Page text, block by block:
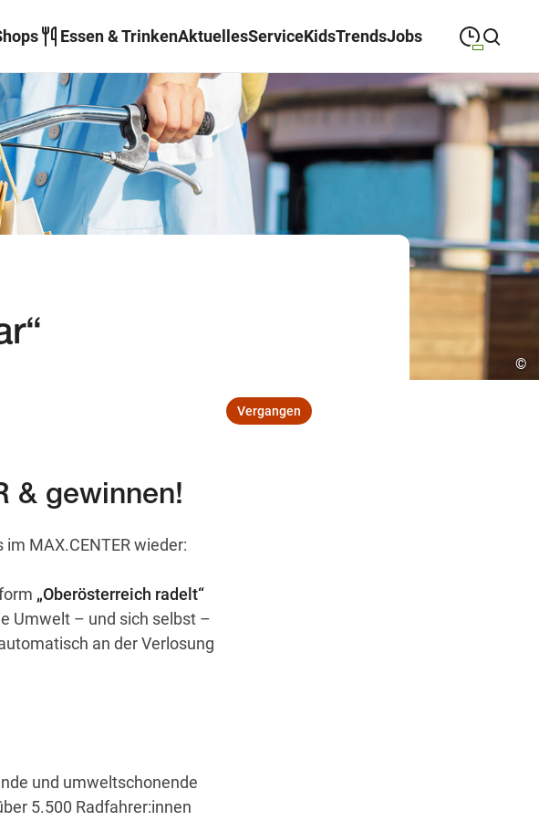
Essen & TrinkenAktuellesServiceKidsTrendsJobs
Suche schließenMontag
MONTAG 09:00—19:00
Dienstag
DIENSTAG 09:00 —19:00
19:00
09:00—19:00
19:00
09:00
©
Vergangen
& gewinnen!
MAX.CENTER wieder:
„Oberösterreich radelt“
Umwelt – und sich selbst –
an der Verlosung
und umweltschonende
5.500 Radfahrer:innen